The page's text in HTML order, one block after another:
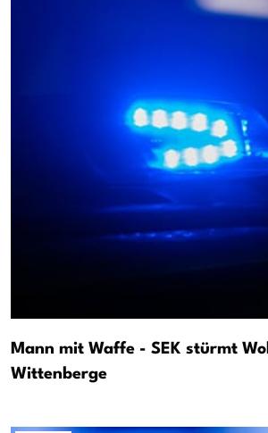
Mann mit Waffe - SEK stürmt
Wittenberge